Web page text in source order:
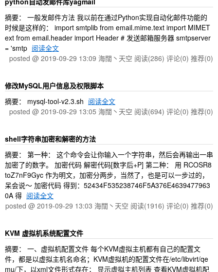
摘要： 一般发邮件方法 我以前在通过Python实现自动化邮件功能的
时候是这样的： import smtplib from email.mime.text import MIMET
ext from email.header import Header # 发送邮箱服务器 smtpserver
= 'smtp 阅读全文
posted @ 2019-09-29 13:09 海闊丶天空 阅读(286) 评论(0) 推荐(0)
修改MySQL用户信息及权限脚本
摘要： mysql-tool-v2.3.sh 阅读全文
posted @ 2019-09-29 13:05 海闊丶天空 阅读(694) 评论(0) 推荐(0)
shell字符串加密和解密的方法
摘要： 第一种： 这个命令会让你输入一个字符串，然后会再输出一串
加密了的数字。 加密代码 解密代码[数字后+P] 第二种： 用 RCOSR8
toZ7nF9Gyc 作为明文，加密分两步，当然了，也是可以一步过的，
呆会说～ 加密代码 得到：52434F535238746F5A376E4639477963
0A 得 阅读全文
posted @ 2019-09-29 13:03 海闊丶天空 阅读(1916) 评论(0) 推荐(0)
KVM 虚拟机系统配置文件
摘要： 一、虚拟机配置文件 每个KVM虚拟主机都有自己的配置文
件，都是以虚拟主机名命名；KVM虚拟机的配置文件在/etc/libvirt/qe
mu/下，以xml文件形式存在； 显示虚拟主机列表 查看KVM虚拟机配